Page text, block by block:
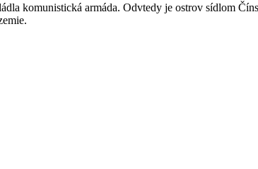
komunistická armáda. Odvtedy je ostrov sídlom